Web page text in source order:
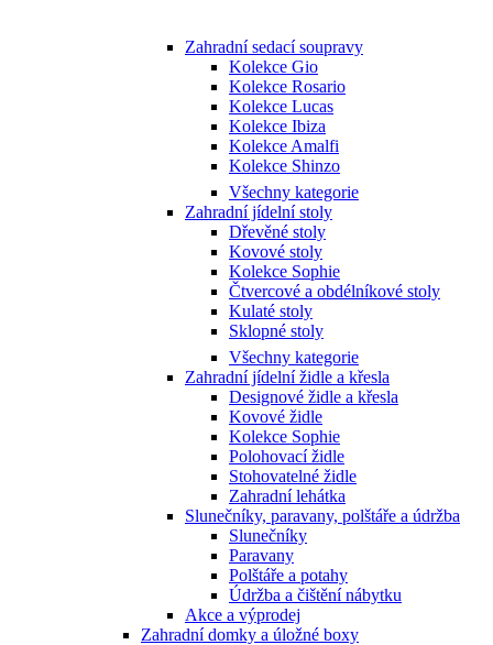
Zahradní sedací soupravy
Kolekce Gio
Kolekce Rosario
Kolekce Lucas
Kolekce Ibiza
Kolekce Amalfi
Kolekce Shinzo
Všechny kategorie
Zahradní jídelní stoly
Dřevěné stoly
Kovové stoly
Kolekce Sophie
Čtvercové a obdélníkové stoly
Kulaté stoly
Sklopné stoly
Všechny kategorie
Zahradní jídelní židle a křesla
Designové židle a křesla
Kovové židle
Kolekce Sophie
Polohovací židle
Stohovatelné židle
Zahradní lehátka
Slunečníky, paravany, polštáře a údržba
Slunečníky
Paravany
Polštáře a potahy
Údržba a čištění nábytku
Akce a výprodej
Zahradní domky a úložné boxy